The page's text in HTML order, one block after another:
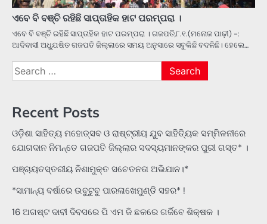
ଏବେ ବି ବଞ୍ଚି ରହିଛି ସାପ୍ତାହିକ ହାଟ ପରମ୍ପରା ।
ଏବେ ବି ବଞ୍ଚି ରହିଛି ସାପ୍ତାହିକ ହାଟ ପରମ୍ପରା । ଗଜପତି,୮.୧.(ମନୋଜ ପାଢ଼ୀ) -:
ଆଦିବାସୀ ଅଧ୍ଯୁଷିତ ଗଜପତି ଜିଲ୍ଲାରେ ସମୟ ଅନୁସାରେ ସବୁକିଛି ବଦଳିଛି। ହେଲେ…
Search
for:
Recent Posts
ଓଡ଼ିଶା ସାହିତ୍ୟ ମହୋତ୍ସବ ଓ ରାଷ୍ଟ୍ରୀୟ ଯୁବ ସାହିତ୍ୟିକ ସମ୍ମିଳନୀରେ
ଯୋଗଦାନ ନିମନ୍ତେ ଗଜପତି ଜିଲ୍ଲାର ସଦସ୍ୟମାନଙ୍କର ପୁରୀ ଗସ୍ତ* ।
ପଞ୍ଚାୟତସ୍ତରୀୟ ନିଶାମୁକ୍ତ ସଚେତନତା ଅଭିଯାନ।*
*ସାମାନ୍ୟ ବର୍ଷାରେ ଉବୁଟୁବୁ ପାରଳାଖେମୁଣ୍ଡି ସହର* !
16 ଅଗଷ୍ଟ ଦାବୀ ଦିବସରେ ପି ଏମ ଜି ଛକରେ ଗର୍ଜିବେ ଶିକ୍ଷକ ।